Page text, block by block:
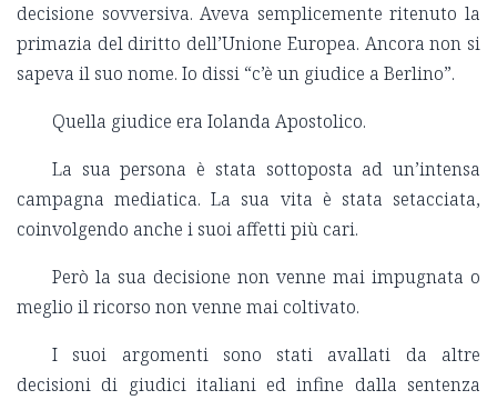
decisione sovversiva. Aveva semplicemente ritenuto la
primazia del diritto dell’Unione Europea. Ancora non si
sapeva il suo nome. Io dissi “c’è un giudice a Berlino”.
Quella giudice era Iolanda Apostolico.
La sua persona è stata sottoposta ad un’intensa
campagna mediatica. La sua vita è stata setacciata,
coinvolgendo anche i suoi affetti più cari.
Però la sua decisione non venne mai impugnata o
meglio il ricorso non venne mai coltivato.
I suoi argomenti sono stati avallati da altre
decisioni di giudici italiani ed infine dalla sentenza